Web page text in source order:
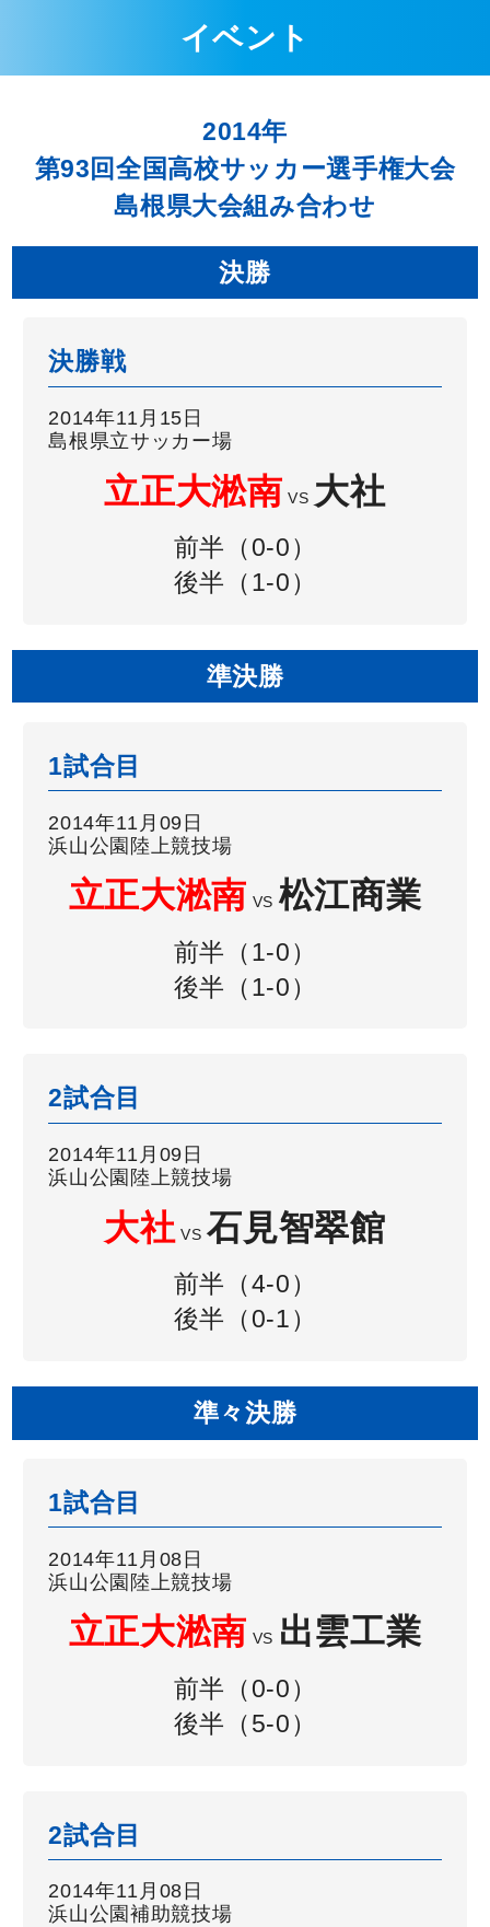
イベント
2014年
第93回全国高校サッカー選手権大会
島根県大会組み合わせ
決勝
決勝戦
2014年11月15日
島根県立サッカー場
立正大淞南 VS 大社
前半（0-0）
後半（1-0）
準決勝
1試合目
2014年11月09日
浜山公園陸上競技場
立正大淞南 VS 松江商業
前半（1-0）
後半（1-0）
2試合目
2014年11月09日
浜山公園陸上競技場
大社 VS石見智翠館
前半（4-0）
後半（0-1）
準々決勝
1試合目
2014年11月08日
浜山公園陸上競技場
立正大淞南 VS 出雲工業
前半（0-0）
後半（5-0）
2試合目
2014年11月08日
浜山公園補助競技場